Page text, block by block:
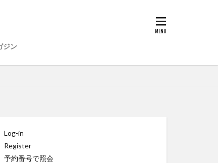
ジン
Log-in
Register
予約番号で照会